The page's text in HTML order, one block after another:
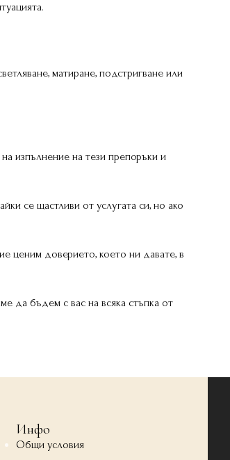
матиране, подстригване или
изпълнение на тези препоръки и
се щастливи от услугата си, но ако
ценим доверието, което ни давате, в
да бъдем с вас на всяка стъпка от
Инфо
Общи условия